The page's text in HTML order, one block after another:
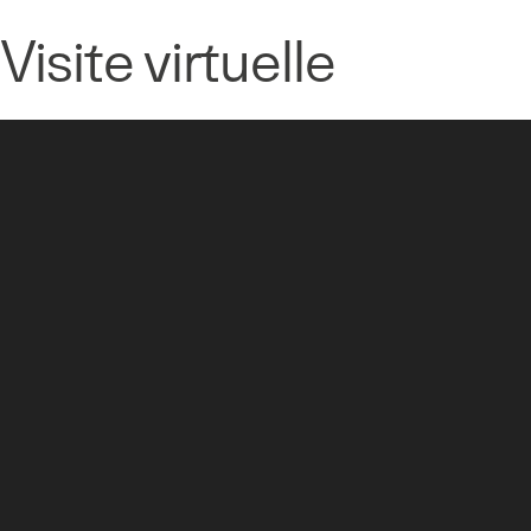
Visite virtuelle